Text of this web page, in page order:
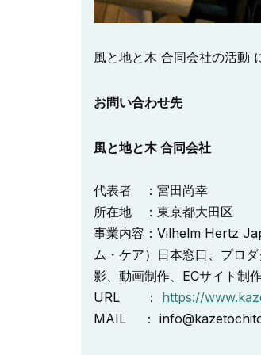
風と地と木 合同会社の活動
お問い合わせ先
風と地と木 合同会社
代表者 ：宮田尚幸
所在地 ：東京都大田区
事業内容：Vilhelm Hertz
ム・ケア）日本窓口、プロ
影、動画制作、ECサイト制
URL ： https://
MAIL ：